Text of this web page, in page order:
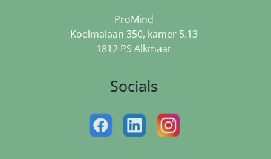
ProMind
Koelmalaan 350, kamer 5.13
1812 PS Alkmaar
Socials